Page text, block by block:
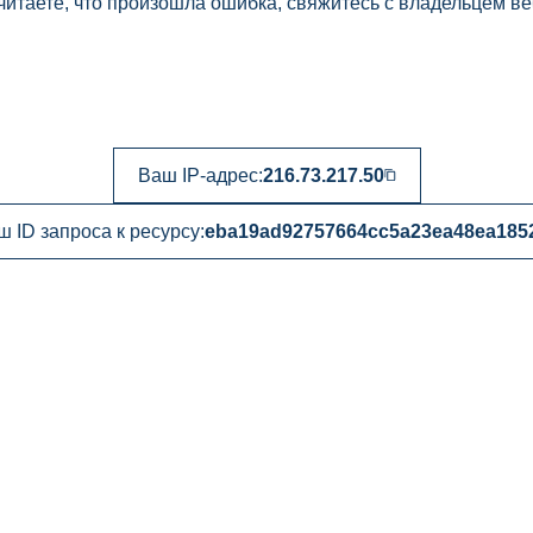
Ваш IP-адрес:216.73.217.50
ID запроса к ресурсу: